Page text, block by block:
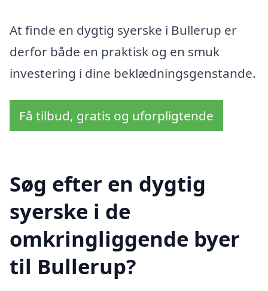
At finde en dygtig syerske i Bullerup er
derfor både en praktisk og en smuk
investering i dine beklædningsgenstande.
Få tilbud, gratis og uforpligtende
Søg efter en dygtig
syerske i de
omkringliggende byer
til Bullerup?